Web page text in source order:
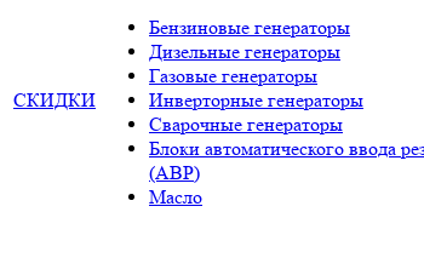
СКИДКИ
Бензиновые генераторы
Дизельные генераторы
Газовые генераторы
Инверторные генераторы
Сварочные генераторы
Блоки автоматического ввода
(АВР)
Масло